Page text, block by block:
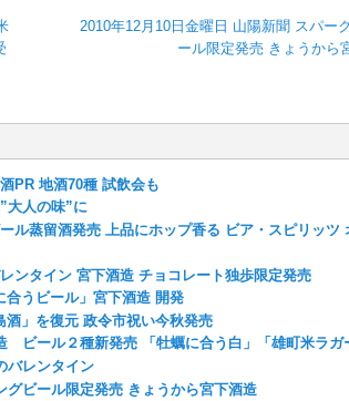
2010年12月10日金曜日 山陽新聞 スパー
ール限定発売 きょうから
PR 地酒70種 試飲会も
大人の味”に
ル蒸留酒発売 上品にホップ香る ビア・スピリッツ
ンタイン 宮下酒造 チョコレート独歩限定発売
合うビール」宮下酒造 開発
」を復元 政令市祝い今秋発売
ビール２種新発売 「牡蠣に合う白」「雄町米ラガ
バレンタイン
グビール限定発売 きょうから宮下酒造